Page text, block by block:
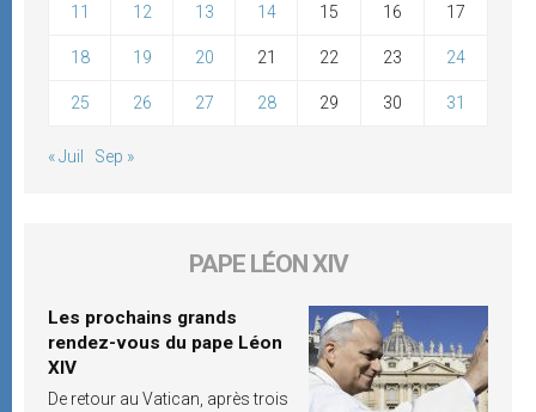
11 12 13 14 15 16 17
18 19 20 21 22 23 24
25 26 27 28 29 30 31
« Juil Sep »
PAPE LÉON XIV
Les prochains grands
rendez-vous du pape Léon
XIV
De retour au Vatican, après trois